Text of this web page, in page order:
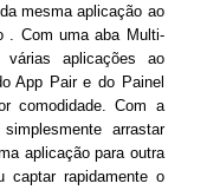
mesma aplicação ao
. Com uma aba Multi-
várias aplicações ao
App Pair e do Painel
comodidade. Com a
arrastar
aplicação para outra
captar rapidamente o